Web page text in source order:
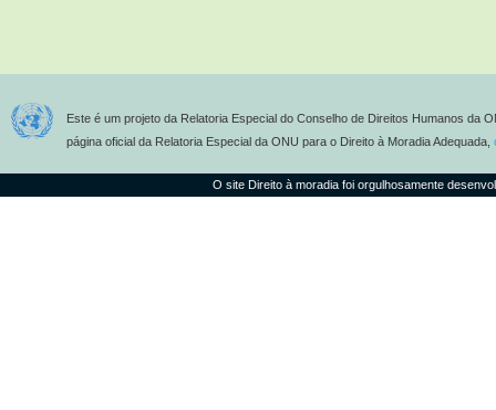
Este é um projeto da Relatoria Especial do Conselho de Direitos Humanos da
página oficial da Relatoria Especial da ONU para o Direito à Moradia Adequada,
O site Direito à moradia foi orgulhosamente